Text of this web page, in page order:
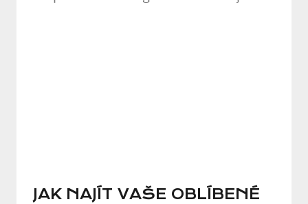
JAK NAJÍT VAŠE OBLÍBENÉ